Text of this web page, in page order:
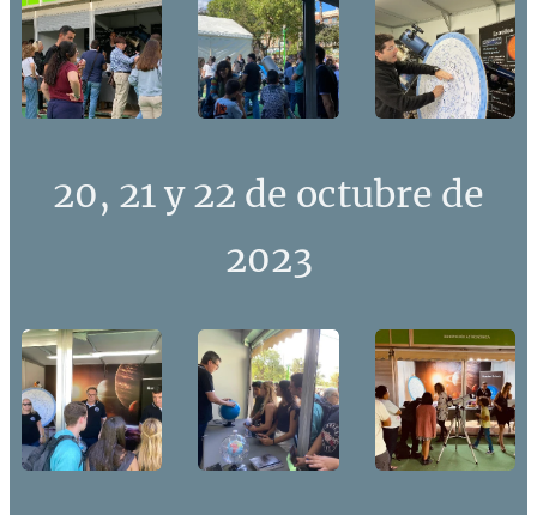
20, 21 y 22 de octubre de
2023